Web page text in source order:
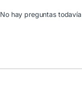
No hay preguntas todavía